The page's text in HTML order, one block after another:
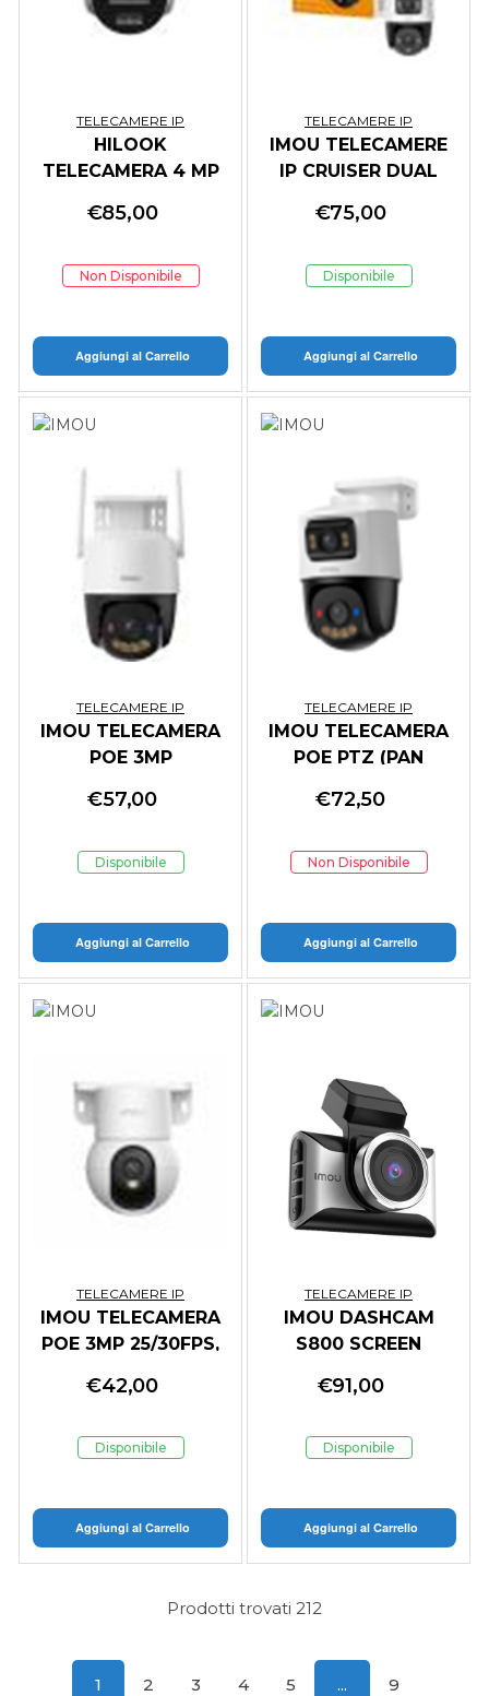
TELECAMERE IP
HILOOK
TELECAMERA 4 MP
LIGHT MD 2.0 FIXED
CAMERA
€85,00
Non Disponibile
Aggiungi al Carrello
TELECAMERE IP
IMOU TELECAMERE
IP CRUISER DUAL
FULL-COLOR 6MP
€75,00
Disponibile
Aggiungi al Carrello
TELECAMERE IP
IMOU TELECAMERA
POE 3MP
12V 1A POWER
0355,TILT
€57,00
Disponibile
Aggiungi al Carrello
TELECAMERE IP
IMOU TELECAMERA
POE PTZ (PAN
090),6MP(HUMAN
DETECTION),8+10MP
€72,50
Non Disponibile
Aggiungi al Carrello
TELECAMERE IP
IMOU TELECAMERA
POE 3MP 25/30FPS,
DC, HUMAN VEHICLE
COLOR NIGHT
€42,00
Disponibile
Aggiungi al Carrello
TELECAMERE IP
IMOU DASHCAM
S800 SCREEN
€91,00
Disponibile
Aggiungi al Carrello
Prodotti trovati 212
1 2 3 4 5 ... 9